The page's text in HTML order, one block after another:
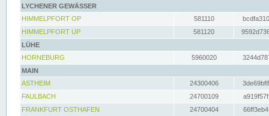
LYCHENER GEWÄSSER
HIMMELPFORT OP
581110
HIMMELPFORT UP
581120
LÜHE
HORNEBURG
5960020
MAIN
ASTHEIM
24300406
FAULBACH
24700109
FRANKFURT OSTHAFEN
24700404